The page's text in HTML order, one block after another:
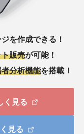
を作成できる！
販売が可能！
分析機能を搭載！
く見る
見る